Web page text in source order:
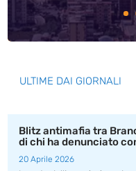
ULTIME DAI GIORNALI
Blitz antimafia tra
di chi ha denunciato
20 Aprile 2026